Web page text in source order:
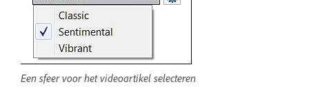
Een sfeer voor het videoartikel selecteren